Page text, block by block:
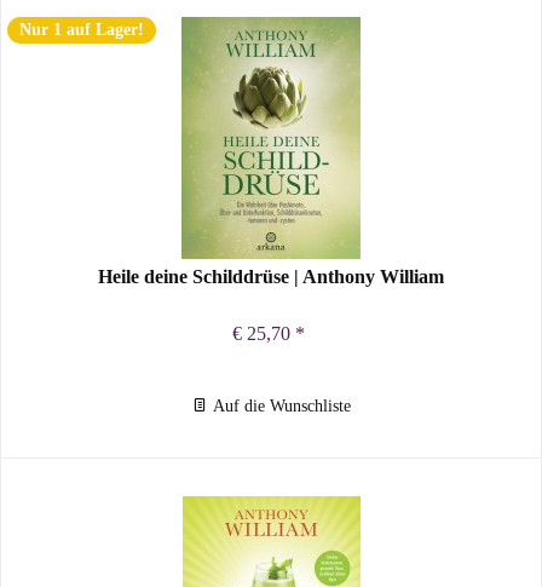
Nur 1 auf Lager!
Heile deine Schilddrüse | Anthony William
€ 25,70 *
Auf die Wunschliste